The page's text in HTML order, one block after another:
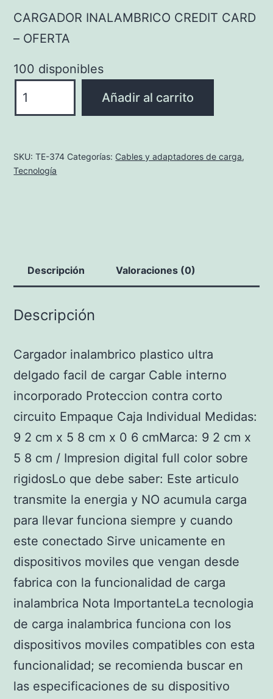
CARGADOR INALAMBRICO CREDIT CARD
– OFERTA
100 disponibles
INALAMBRICO
-
OFERTA
Añadir al carrito
SKU:TE-374 Categorías: Cables y adaptadores de carga,
Tecnología
Descripción Valoraciones (0)
Descripción
Cargador inalambrico plastico ultra
delgado facil de cargar Cable interno
incorporado Proteccion contra corto
circuito Empaque Caja Individual Medidas:
9 2 cm x 5 8 cm x 0 6 cmMarca: 9 2 cm x
5 8 cm / Impresion digital full color sobre
rigidosLo que debe saber: Este articulo
transmite la energia y NO acumula carga
para llevar funciona siempre y cuando
este conectado Sirve unicamente en
dispositivos moviles que vengan desde
fabrica con la funcionalidad de carga
inalambrica Nota ImportanteLa tecnologia
de carga inalambrica funciona con los
dispositivos moviles compatibles con esta
funcionalidad; se recomienda buscar en
las especificaciones de su dispositivo